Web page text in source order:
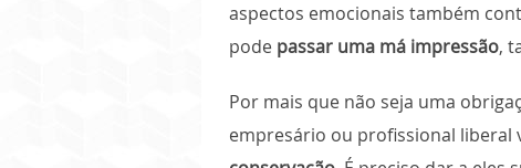
aspectos emocionais também
pode passar uma má impressão,
Por mais que não seja uma
empresário ou profissional liberal